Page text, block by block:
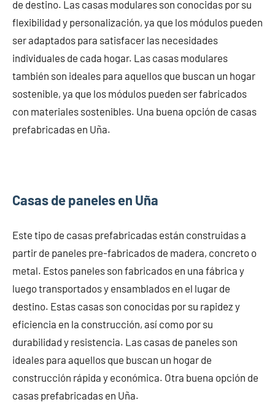
de destino. Las casas modulares son conocidas por su
flexibilidad y personalización, ya que los módulos pueden
ser adaptados para satisfacer las necesidades
individuales de cada hogar. Las casas modulares
también son ideales para aquellos que buscan un hogar
sostenible, ya que los módulos pueden ser fabricados
con materiales sostenibles. Una buena opción de casas
prefabricadas en Uña.
Casas de paneles en Uña
Este tipo de casas prefabricadas están construidas a
partir de paneles pre-fabricados de madera, concreto o
metal. Estos paneles son fabricados en una fábrica y
luego transportados y ensamblados en el lugar de
destino. Estas casas son conocidas por su rapidez y
eficiencia en la construcción, así como por su
durabilidad y resistencia. Las casas de paneles son
ideales para aquellos que buscan un hogar de
construcción rápida y económica. Otra buena opción de
casas prefabricadas en Uña.